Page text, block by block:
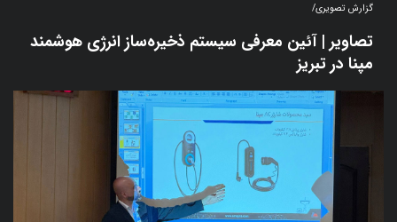
گزارش تصویری/
تصاویر | آئین معرفی سیستم ذخیره‌ساز انرژی هوشمند
مپنا در تبریز